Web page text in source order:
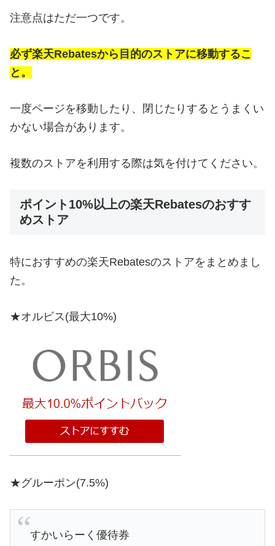
注意点はただ一つです。
必ず楽天Rebatesから目的のストアに移動するこ
と。
一度ページを移動したり、閉じたりするとうまくい
かない場合があります。
複数のストアを利用する際は気を付けてください。
ポイント10%以上の楽天Rebatesのおすす
めストア
特におすすめの楽天Rebatesのストアをまとめまし
た。
★オルビス(最大10%)
★グルーポン(7.5%)
すかいらーく優待券